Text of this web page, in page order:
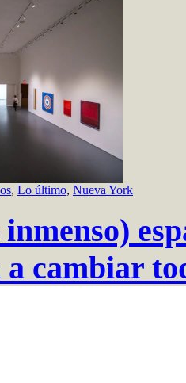
, Lo último, Nueva York
cambiar